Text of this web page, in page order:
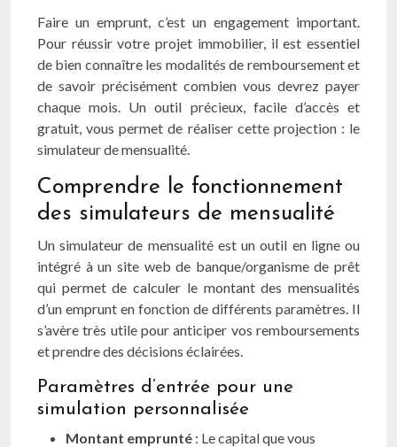
Faire un emprunt, c’est un engagement important.
Pour réussir votre projet immobilier, il est essentiel
de bien connaître les modalités de remboursement et
de savoir précisément combien vous devrez payer
chaque mois. Un outil précieux, facile d’accès et
gratuit, vous permet de réaliser cette projection : le
simulateur de mensualité.
Comprendre le fonctionnement
des simulateurs de mensualité
Un simulateur de mensualité est un outil en ligne ou
intégré à un site web de banque/organisme de prêt
qui permet de calculer le montant des mensualités
d’un emprunt en fonction de différents paramètres. Il
s’avère très utile pour anticiper vos remboursements
et prendre des décisions éclairées.
Paramètres d’entrée pour une
simulation personnalisée
Montant emprunté : Le capital que vous